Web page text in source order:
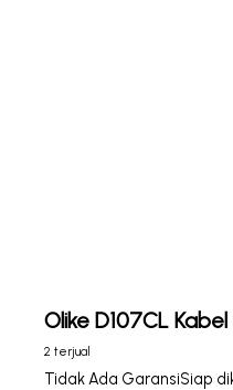
Olike D107CL
2 terjual
Tidak Ada GaransiSiap